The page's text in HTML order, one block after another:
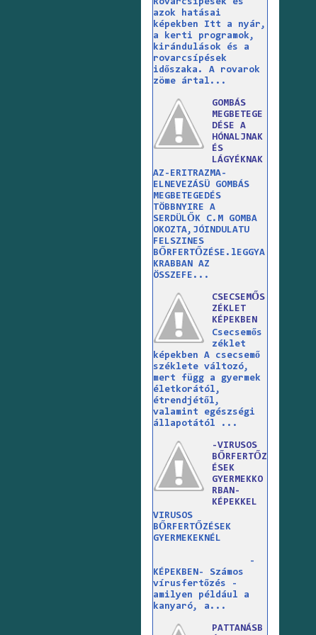
azok hatásai
képekben Itt a nyár,
a kerti programok,
kirándulások és a
rovarcsípések
időszaka. A rovarok
zöme ártal...
GOMBÁS
MEGBETEGE
DÉSE A
HÓNALJNAK
ÉS
LÁGYÉKNAK
AZ-ERITRAZMA-
ELNEVEZÁSÜ GOMBÁS
MEGBETEGEDÉS
TÖBBNYIRE A
SERDÜLŐK C.M GOMBA
OKOZTA,JÓINDULATU
FELSZINES
BŐRFERTŐZÉSE.lEGGYA
KRABBAN AZ
ÖSSZEFE...
CSECSEMŐS
ZÉKLET
KÉPEKBEN
Csecsemős
zéklet
képekben A csecsemő
széklete változó,
mert függ a gyermek
életkorától,
étrendjétől,
valamint egészségi
állapotától ...
-VIRUSOS
BŐRFERTŐZ
ÉSEK
GYERMEKKO
RBAN-
KÉPEKKEL
VIRUSOS
BŐRFERTŐZÉSEK
GYERMEKEKNÉL
-
KÉPEKBEN- Számos
vírusfertőzés -
amilyen például a
kanyaró, a...
PATTANÁSB